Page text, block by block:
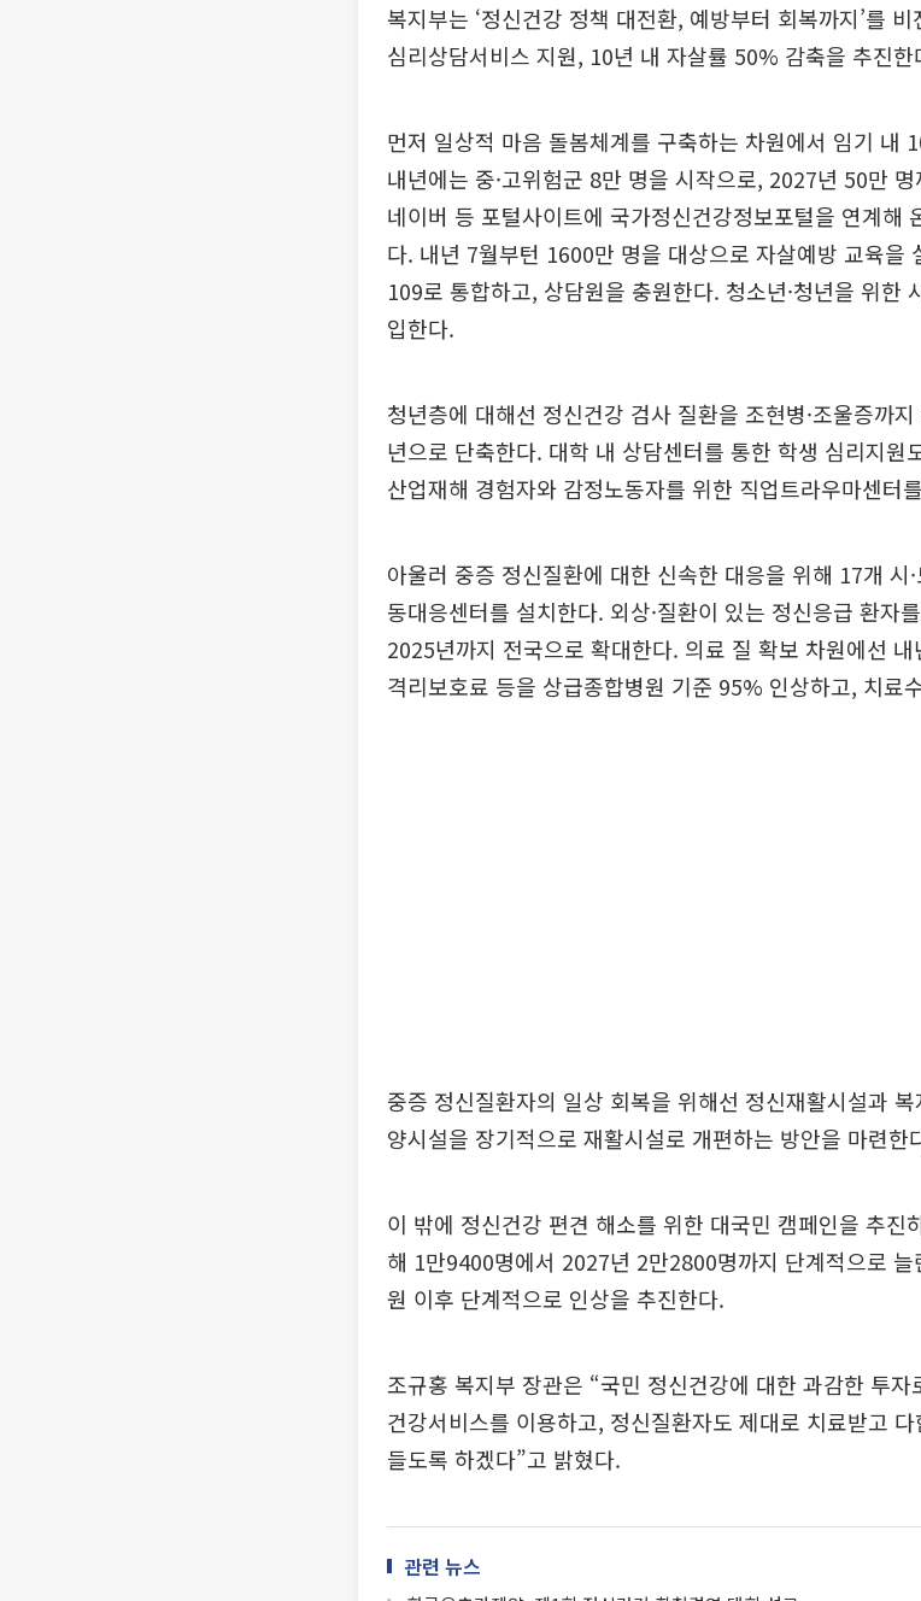
복지부는 ‘정신건강 정책 대전환, 예방부터 회복까지’를
심리상담서비스 지원, 10년 내 자살률 50% 감축을 추진한
먼저 일상적 마음 돌봄체계를 구축하는 차원에서 임기 내
내년에는 중·고위험군 8만 명을 시작으로, 2027년 50만
네이버 등 포털사이트에 국가정신건강정보포털을 연계해
다. 내년 7월부턴 1600만 명을 대상으로 자살예방 교육을
109로 통합하고, 상담원을 충원한다. 청소년·청년을 위한
입한다.
청년층에 대해선 정신건강 검사 질환을 조현병·조울증까
년으로 단축한다. 대학 내 상담센터를 통한 학생 심리지원
산업재해 경험자와 감정노동자를 위한 직업트라우마센터
아울러 중증 정신질환에 대한 신속한 대응을 위해 17개 시
동대응센터를 설치한다. 외상·질환이 있는 정신응급 환자
2025년까지 전국으로 확대한다. 의료 질 확보 차원에선
격리보호료 등을 상급종합병원 기준 95% 인상하고, 치료
중증 정신질환자의 일상 회복을 위해선 정신재활시설과
양시설을 장기적으로 재활시설로 개편하는 방안을 마련한
이 밖에 정신건강 편견 해소를 위한 대국민 캠페인을 추진
해 1만9400명에서 2027년 2만2800명까지 단계적으로
원 이후 단계적으로 인상을 추진한다.
조규홍 복지부 장관은 “국민 정신건강에 대한 과감한 투
건강서비스를 이용하고, 정신질환자도 제대로 치료받고
들도록 하겠다”고 밝혔다.
관련 뉴스